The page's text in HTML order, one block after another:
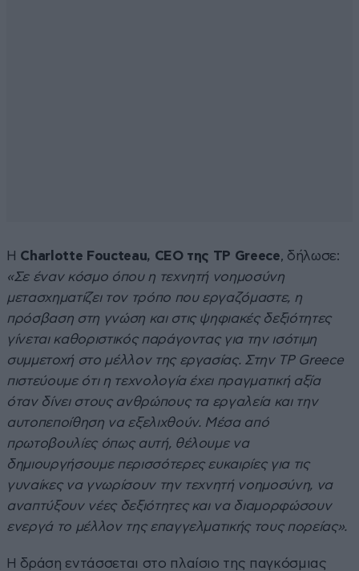
Η Charlotte Foucteau, CEO της TP Greece, δήλωσε:
«Σε έναν κόσμο όπου η τεχνητή νοημοσύνη
μετασχηματίζει τον τρόπο που εργαζόμαστε, η
πρόσβαση στη γνώση και στις ψηφιακές δεξιότητες
γίνεται καθοριστικός παράγοντας για την ισότιμη
συμμετοχή στο μέλλον της εργασίας. Στην TP Greece
πιστεύουμε ότι η τεχνολογία έχει πραγματική αξία
όταν δίνει στους ανθρώπους τα εργαλεία και την
αυτοπεποίθηση να εξελιχθούν. Μέσα από
πρωτοβουλίες όπως αυτή, θέλουμε να
δημιουργήσουμε περισσότερες ευκαιρίες για τις
γυναίκες να γνωρίσουν την τεχνητή νοημοσύνη, να
αναπτύξουν νέες δεξιότητες και να διαμορφώσουν
ενεργά το μέλλον της επαγγελματικής τους πορείας».
Η δράση εντάσσεται στο πλαίσιο της παγκόσμιας